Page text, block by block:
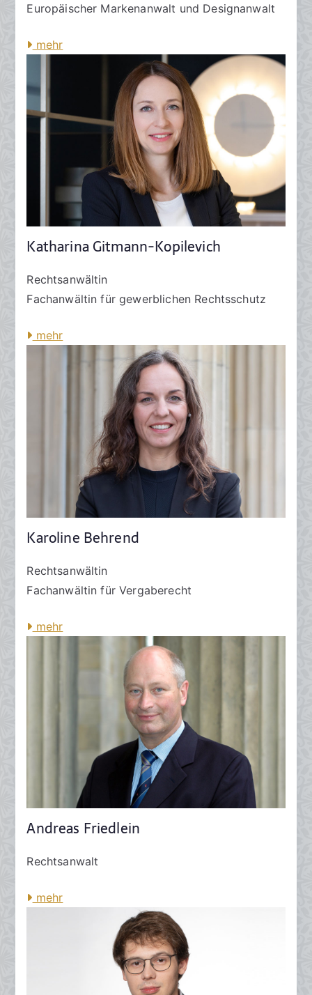
Europäischer Markenanwalt und Designanwalt
mehr
Katharina Gitmann-Kopilevich
Rechtsanwältin
Fachanwältin für gewerblichen Rechtsschutz
mehr
Karoline Behrend
Rechtsanwältin
Fachanwältin für Vergaberecht
mehr
Andreas Friedlein
Rechtsanwalt
mehr